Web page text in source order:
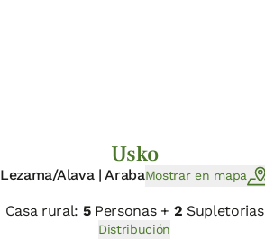
Usko
Lezama/Alava | ArabaMostrar en mapa
Casa rural: 5Personas + 2 Supletorias
Distribución